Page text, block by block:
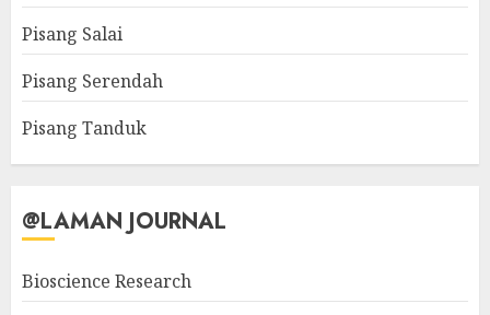
Pisang Salai
Pisang Serendah
Pisang Tanduk
@LAMAN JOURNAL
Bioscience Research